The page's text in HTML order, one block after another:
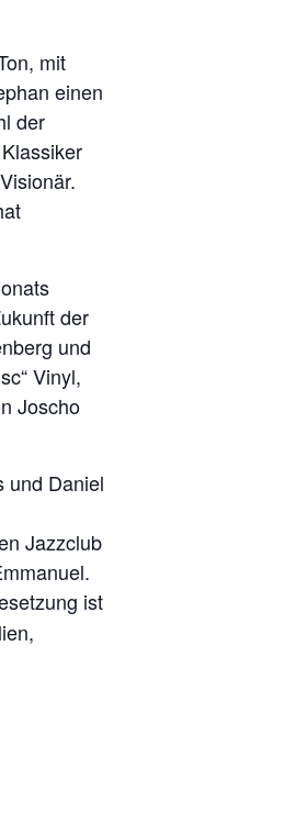
mit
einen
der
der
und
Vinyl,
Joscho
und Daniel
Jazzclub
ist